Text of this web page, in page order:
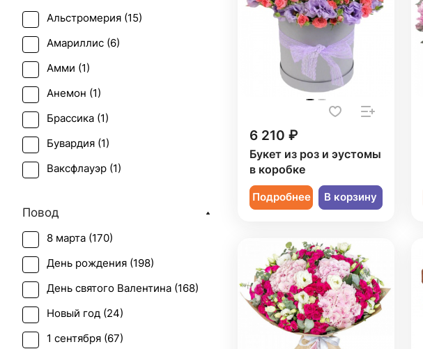
6 210 ₽
Букет из роз и эустомы
в коробке
Подробнее В корзину
Альстромерия (15)
Амариллис (6)
Амми (1)
Анемон (1)
Брассика (1)
Бувардия (1)
Ваксфлауэр (1)
Гербера (
Гиперикум (6
Гипсофила (8)
Гладиолус ( 2)
Гортензия (9)
Ирис (3)
Повод
8 марта (170)
День рождения (198)
День святого Валентина (168)
Новый год (24)
1 сентября (67)